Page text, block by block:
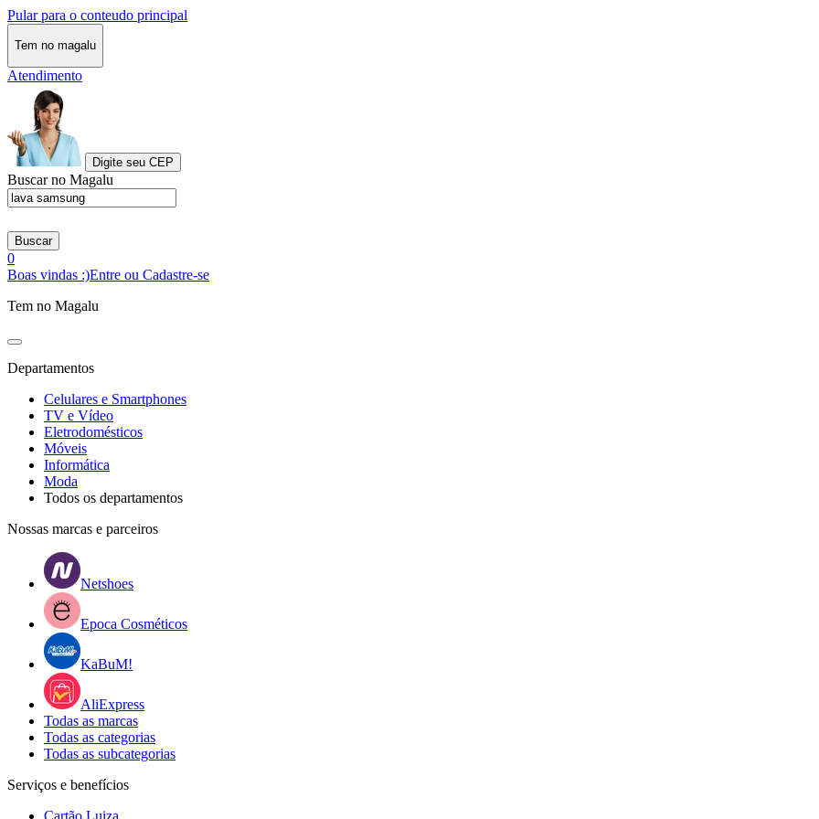
Pular para o conteudo principal
Tem no magalu
Atendimento
Digite seu CEP
Buscar no Magalu
Buscar
0
Boas vindas :)Entre ou Cadastre-se
Tem no Magalu
Departamentos
Celulares e Smartphones
TV e Vídeo
Eletrodomésticos
Móveis
Informática
Moda
Todos os departamentos
Nossas marcas e parceiros
Netshoes
Epoca Cosméticos
KaBuM!
AliExpress
Todas as marcas
Todas as categorias
Todas as subcategorias
Serviços e benefícios
Cartão Luiza